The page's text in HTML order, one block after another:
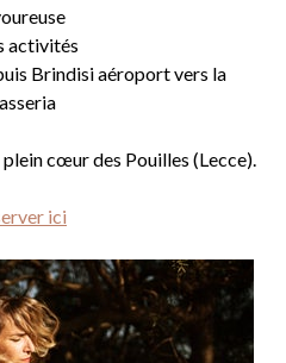
activités
Brindisi aéroport vers la
cœur des Pouilles (Lecce).
ici